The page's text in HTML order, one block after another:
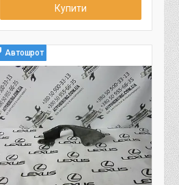
Купити
Автошрот